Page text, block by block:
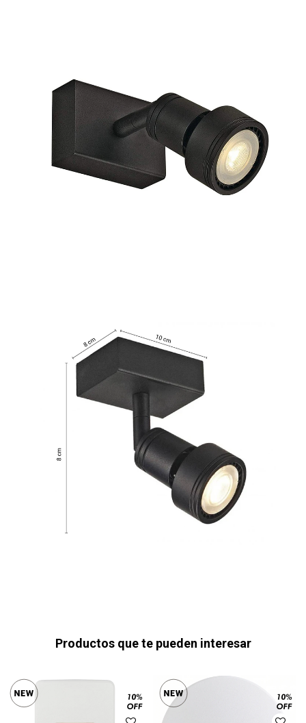
Productos que te pueden interesar